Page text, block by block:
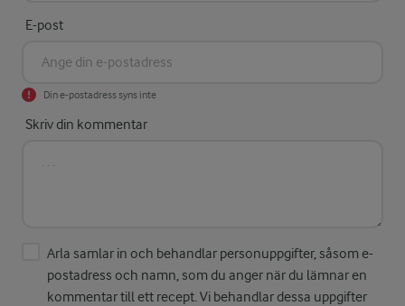
E-post
Din e-postadress syns inte
Skriv din kommentar
Arla samlar in och behandlar personuppgifter, såsom e-
postadress och namn, som du anger när du lämnar en
kommentar till ett recept. Vi behandlar dessa uppgifter